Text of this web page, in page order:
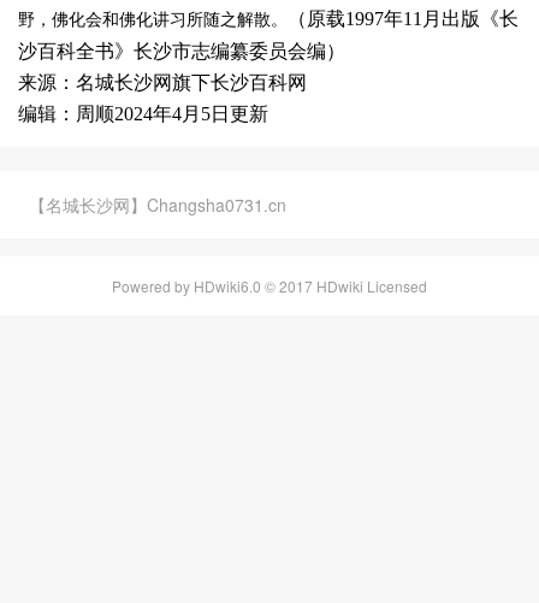
野，佛化会和佛化讲习所随之解散。
（原载1997年11月出版《长
沙百科全书》长沙市志编纂委员会编）
来源：名城长沙网旗下长沙百科网
编辑：周顺2024年4月5日更新
【名城长沙网】Changsha0731.cn
Powered by HDwiki6.0 © 2017 HDwiki Licensed